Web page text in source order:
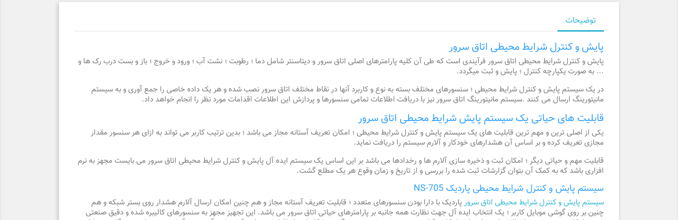
توضیحات
پایش و کنترل شرایط محیطی اتاق سرور
پایش و کنترل شرایط محیطی اتاق سرور فرآیندی است که طی آن کلیه پارامترهای اصلی اتاق سرور و دیتاسنتر شامل دما ؛ رطوبت ؛ نشت آب ؛ ورود و خروج ؛ باز و بست درب رک ها و
... به صورت یکپارچه کنترل ؛ پایش و ثبت میگردد.
در یک سیستم پایش و کنترل شرایط محیطی ؛ سنسورهای مختلف بسته به نوع و کاربرد آنها در نقاط مختلف اتاق سرور نصب شده و هر یک داده خاصی را جمع آوری و به سیستم
مانیتورینگ ارسال می کنند .سیستم مانیتورینگ اتاق سرور نیز با دریافت اطلاعات تمامی سنسورها و پردازش این اطلاعات اقدامات مورد نظر را انجام خواهد داد.
قابلیت های حیاتی یک سیستم پایش شرایط محیطی اتاق سرور
یکی از اصلی ترین و مهم ترین قابلیت های یک سیستم پایش و کنترل شرایط محیطی ؛ امکان تعریف آستانه مجاز می باشد ؛ بدین ترتیب کاربر می تواند به ازای هر سنسور مقدار
مجازی تعریف کرده و بر اساس آن هشدارهای خودکار و آلارم سیستم را دریافت نماید.
قابلیت مهم و حیاتی دیگر ؛ امکان ثبت و ذخیره سازی آلارم ها و رخدادها می باشد بر این اساس یک سیستم ایده آل پایش و کنترل شرایط محیطی اتاق سرور می بایست مجهز به نرم
افزاری باشد که به کمک آن بتوان گزارشات ثبت شده را بررسی و از تاریخ و زمان وقوع هر یک مطلع گشت.
سیستم پایش و کنترل شرایط محیطی پاردیک NS-705
سیستم پایش و کنترل شرایط محیطی اتاق سرور پاردیک با دارا بودن سنسورهای متعدد ؛ قابلیت تعریف آستانه مجاز و هم چنین امکان ارسال آلارم هشدار روی بستر شبکه و هم
چنین بر روی گوشی موبایل کاربر ؛ یک انتخاب ایده آل جهت نظارت همه جانبه بر پارامترهای حیاتی اتاق سرور می باشد. این تجهیز مجهز به سنسورهای کالیبره شده و دقیق صنعتی